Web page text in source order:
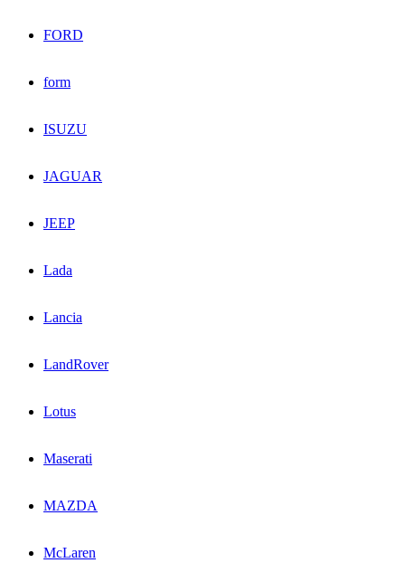
FORD
form
ISUZU
JAGUAR
JEEP
Lada
Lancia
LandRover
Lotus
Maserati
MAZDA
McLaren